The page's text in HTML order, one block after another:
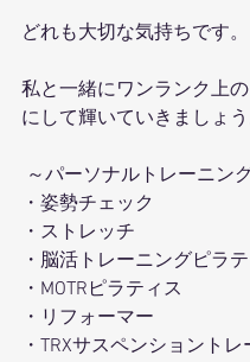
どれも大切な気持ちです。
私と一緒にワンランク上
にして輝いていきましょう
～パーソナルトレーニン
・姿勢チェック
・ストレッチ
・脳活トレーニングピラ
・MOTRピラティス
・リフォーマー
・TRXサスペンショント